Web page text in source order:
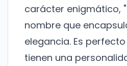
carácter enigmático,
nombre que
elegancia. Es
tienen una